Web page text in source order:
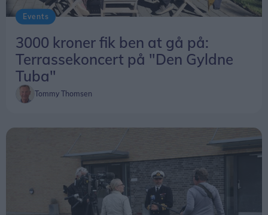
Events
3000 kroner fik ben at gå på:
Terrassekoncert på "Den Gyldne
Tuba"
Tommy Thomsen